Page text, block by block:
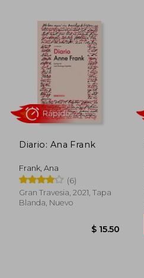
Diario: Ana Frank
Frank, Ana
(6)
Gran Travesia, 2021, Tapa
Blanda, Nuevo